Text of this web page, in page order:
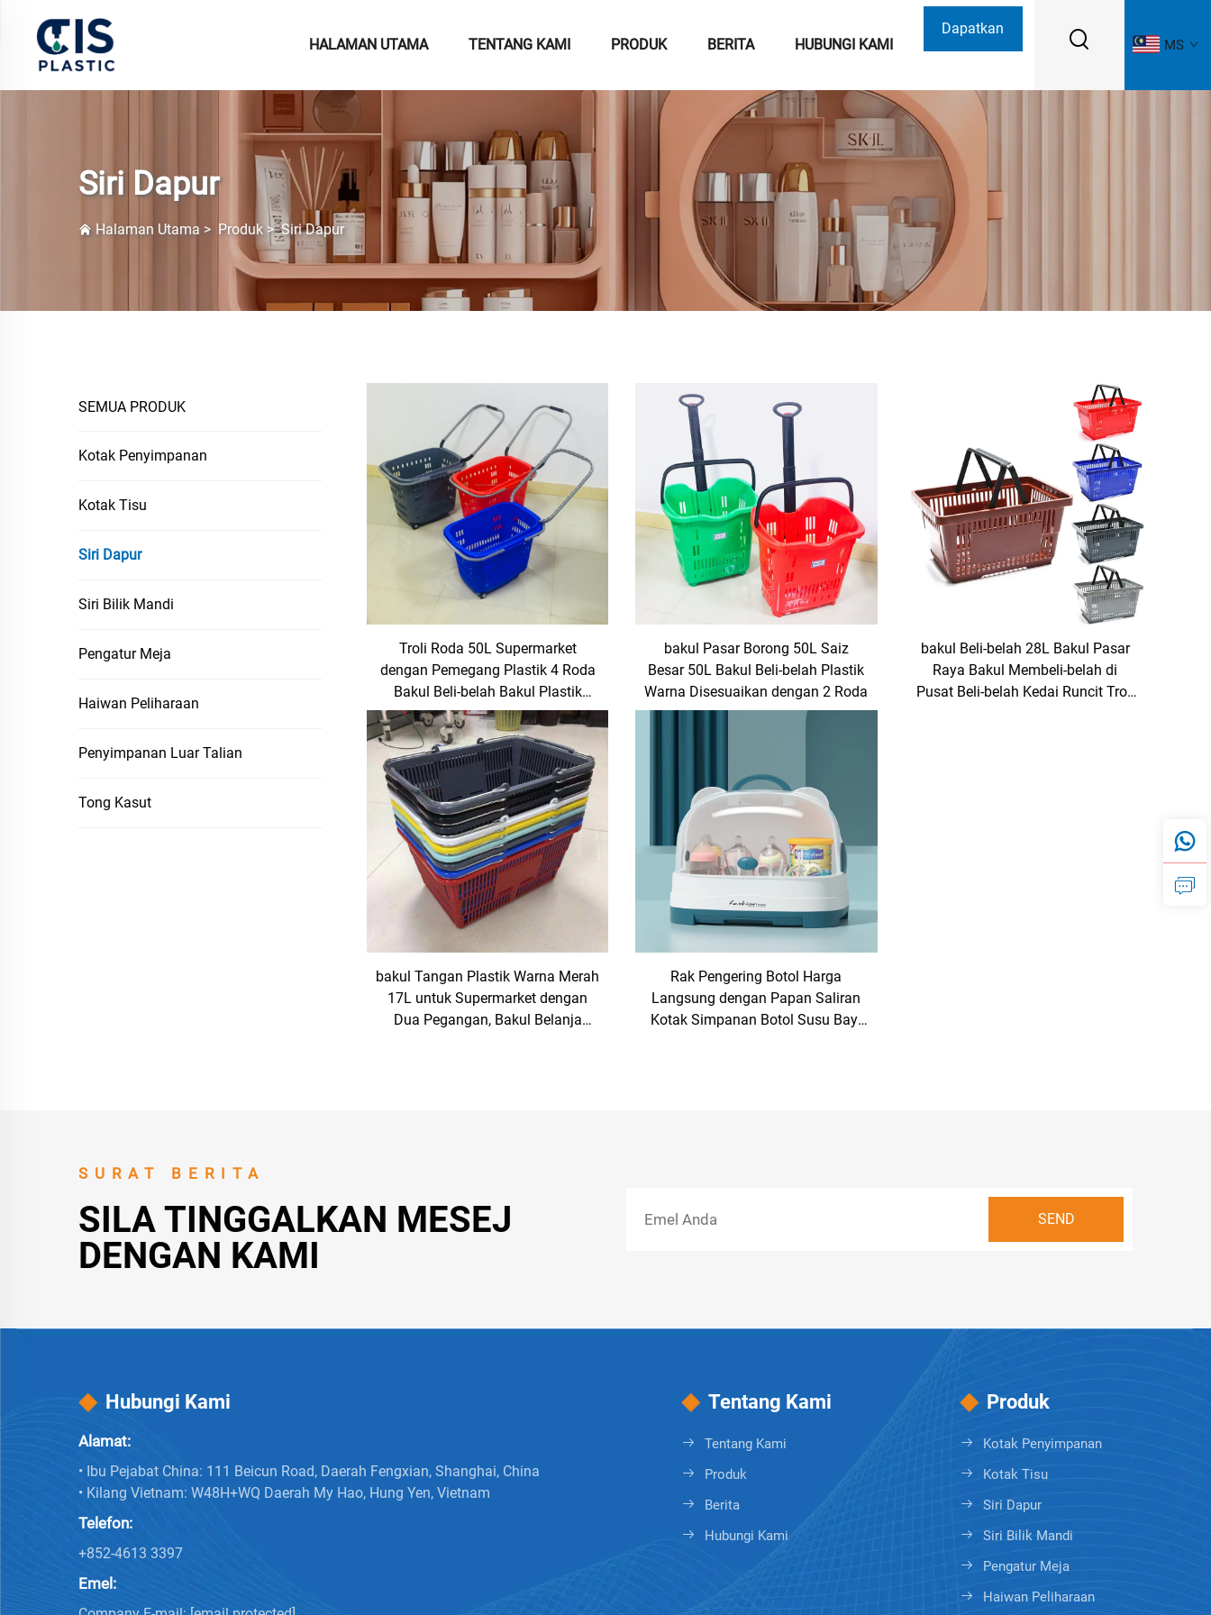
HALAMAN UTAMA TENTANG KAMI PRODUK BERITA HUBUNGI KAMI
Dapatkan
MS
Siri Dapur
Halaman Utama > Produk >Siri Dapur
SEMUA PRODUK
Kotak Penyimpanan
Kotak Tisu
Siri Dapur
Siri Bilik Mandi
Pengatur Meja
Haiwan Peliharaan
Penyimpanan Luar Talian
Tong Kasut
Troli Roda 50L Supermarket
dengan Pemegang Plastik 4 Roda
Bakul Beli-belah Bakul Plastik
Bakul Beli-belah Supermarket
bakul Pasar Borong 50L Saiz
Besar 50L Bakul Beli-belah Plastik
Warna Disesuaikan dengan 2 Roda
bakul Beli-belah 28L Bakul Pasar
Raya Bakul Membeli-belah di
Pusat Beli-belah Kedai Runcit Troli
bakul Tangan Plastik Warna Merah
17L untuk Supermarket dengan
Dua Pegangan, Bakul Belanja
Rak Pengering Botol Harga
Langsung dengan Papan Saliran
Kotak Simpanan Botol Susu Bayi
SURAT BERITA
SILA TINGGALKAN MESEJ
DENGAN KAMI
Hubungi Kami
Alamat:
• Ibu Pejabat China: 111 Beicun Road, Daerah Fengxian, Shanghai, China
• Kilang Vietnam: W48H+WQ Daerah My Hao, Hung Yen, Vietnam
Telefon:
+852-4613 3397
Emel:
Tentang Kami
Tentang Kami
Produk
Berita
Hubungi Kami
Produk
Kotak Penyimpanan
Kotak Tisu
Siri Dapur
Siri Bilik Mandi
Pengatur Meja
Haiwan Peliharaan